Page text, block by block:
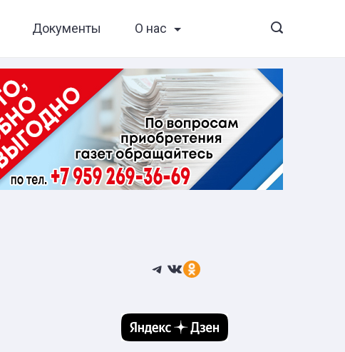
Документы О нас
Telegram
ВКонтакте
Ссылка